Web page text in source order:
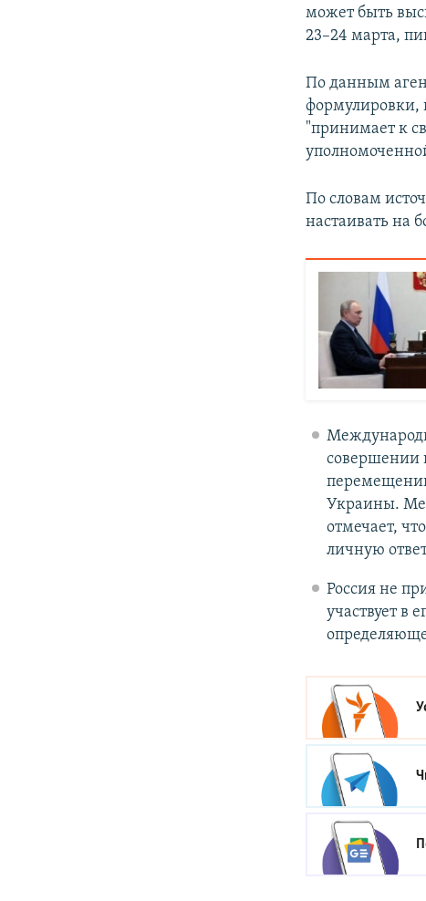
может быть
23–24 марта,
По данным
формулировки,
"принимает к
По словам
настаивать на
совершении
Украины.
отмечает,
личную
Россия не
участвует в